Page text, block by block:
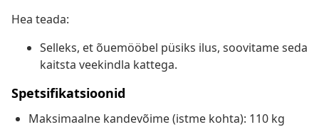
Hea teada:
Selleks, et õuemööbel püsiks ilus, soovitame seda
kaitsta veekindla kattega.
Spetsifikatsioonid
Maksimaalne kandevõime (istme kohta): 110 kg